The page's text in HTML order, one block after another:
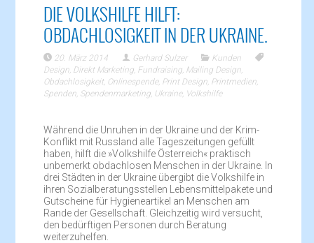
DIE VOLKSHILFE HILFT:
OBDACHLOSIGKEIT IN DER UKRAINE.
20. März 2014 Gerhard Sulzer
Kunden
Design, Direkt Marketing, Fundraising, Mailing Design,
Obdachlosigkeit, Onlinespende, Print Design, Printmedien,
Spenden, Spendenmarketing, Ukraine, Volkshilfe
Während die Unruhen in der Ukraine und der Krim-
Konflikt mit Russland alle Tageszeitungen gefüllt
haben, hilft die »Volkshilfe Österreich« praktisch
unbemerkt obdachlosen Menschen in der Ukraine. In
drei Städten in der Ukraine übergibt die Volkshilfe in
ihren Sozialberatungsstellen Lebensmittelpakete und
Gutscheine für Hygieneartikel an Menschen am
Rande der Gesellschaft. Gleichzeitig wird versucht,
den bedürftigen Personen durch Beratung
weiterzuhelfen.